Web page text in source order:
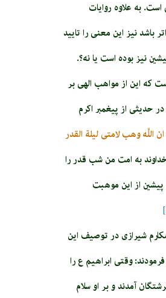
به علاوه روايات
باشد نيز اين معنى را تاييد
نيز بوده است يا نه؟.
كه اين از مواهب الهى بر
حديثى از پيغمبر اكرم
ان اللَّه وهب لامتى ليلة القدر
به امت من شب قدر را
از اين موهبت
شیرازی در توصیف این
وقتى ابراهيم ع را
آمدند و بر او سلام